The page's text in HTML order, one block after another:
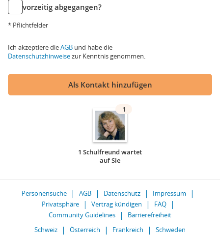
vorzeitig abgegangen?
* Pflichtfelder
Ich akzeptiere dieAGB und habe die
Datenschutzhinweisezur Kenntnis genommen.
Als Kontakt hinzufügen
1
1 Schulfreund wartet
auf Sie
Personensuche AGB Datenschutz
Impressum
Privatsphäre
Vertrag kündigen
FAQ
Community Guidelines
Barrierefreiheit
Schweiz
Österreich Frankreich Schweden